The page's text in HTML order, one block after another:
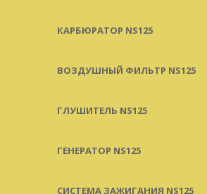
КАРБЮРАТОР NS125
ВОЗДУШНЫЙ ФИЛЬТР NS125
ГЛУШИТЕЛЬ NS125
ГЕНЕРАТОР NS125
СИСТЕМА ЗАЖИГАНИЯ NS125